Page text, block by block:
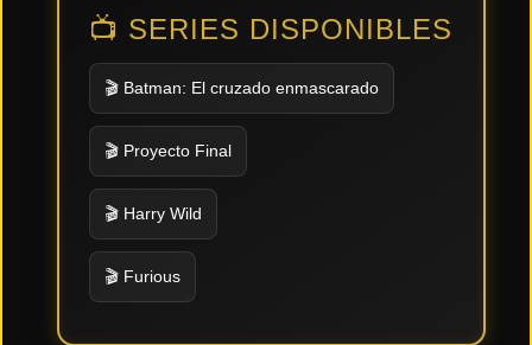
TENDENCIAS
de cine
📺 SERIES DISPONIBLES
🎬 Batman: El cruzado enmascarado
🎬 Proyecto Final
🎬 Harry Wild
🎬 Furious